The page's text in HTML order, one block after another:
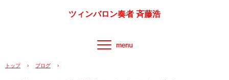
ツィンバロン奏者 斉藤浩
トップ › ブログ ›